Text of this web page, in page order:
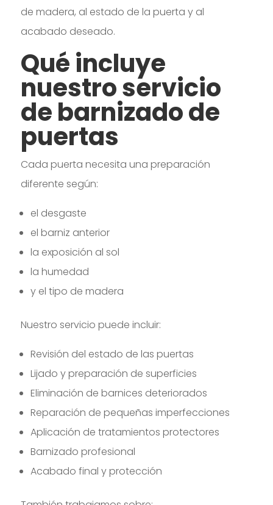
de madera, al estado de la puerta y al
acabado deseado.
Qué incluye
nuestro servicio
de barnizado de
puertas
Cada puerta necesita una preparación
diferente según:
el desgaste
el barniz anterior
la exposición al sol
la humedad
y el tipo de madera
Nuestro servicio puede incluir:
Revisión del estado de las puertas
Lijado y preparación de superficies
Eliminación de barnices deteriorados
Reparación de pequeñas imperfecciones
Aplicación de tratamientos protectores
Barnizado profesional
Acabado final y protección